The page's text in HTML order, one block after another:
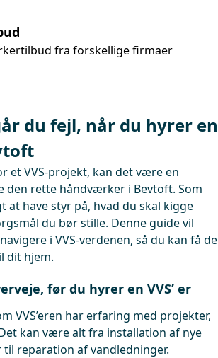
fra forskellige firmaer
du fejl, når du hyrer en
et VVS-projekt, kan det være en
den rette håndværker i Bevtoft. Som
at have styr på, hvad du skal kigge
du bør stille. Denne guide vil
i VVS-verdenen, så du kan få de
dit hjem.
før du hyrer en VVS’ er
VVS’eren har erfaring med projekter,
kan være alt fra installation af nye
reparation af vandledninger.